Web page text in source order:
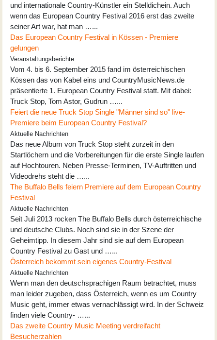
und internationale Country-Künstler ein Stelldichein. Auch
wenn das European Country Festival 2016 erst das zweite
seiner Art war, hat man …...
Das European Country Festival in Kössen - Premiere
gelungen
Veranstaltungsberichte
Vom 4. bis 6. September 2015 fand im österreichischen
Kössen das von Kabel eins und CountryMusicNews.de
präsentierte 1. European Country Festival statt. Mit dabei:
Truck Stop, Tom Astor, Gudrun …...
Feiert die neue Truck Stop Single "Männer sind so" live-
Premiere beim European Country Festival?
Aktuelle Nachrichten
Das neue Album von Truck Stop steht zurzeit in den
Startlöchern und die Vorbereitungen für die erste Single laufen
auf Hochtouren. Neben Presse-Terminen, TV-Auftritten und
Videodrehs steht die …...
The Buffalo Bells feiern Premiere auf dem European Country
Festival
Aktuelle Nachrichten
Seit Juli 2013 rocken The Buffalo Bells durch österreichische
und deutsche Clubs. Noch sind sie in der Szene der
Geheimtipp. In diesem Jahr sind sie auf dem European
Country Festival zu Gast und …...
Österreich bekommt sein eigenes Country-Festival
Aktuelle Nachrichten
Wenn man den deutschsprachigen Raum betrachtet, muss
man leider zugeben, dass Österreich, wenn es um Country
Music geht, immer etwas vernachlässigt wird. In der Schweiz
finden viele Country- …...
Das zweite Country Music Meeting verdreifacht
Besucherzahlen